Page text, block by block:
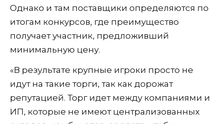
Однако и там поставщики определяются по
итогам конкурсов, где преимущество
получает участник, предложивший
минимальную цену.
«В результате крупные игроки просто не
идут на такие торги, так как дорожат
репутацией. Торг идет между компаниями и
ИП, которые не имеют централизованных